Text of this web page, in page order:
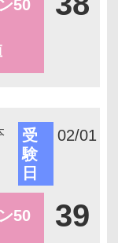
50
受
験
日
02/01
50 39